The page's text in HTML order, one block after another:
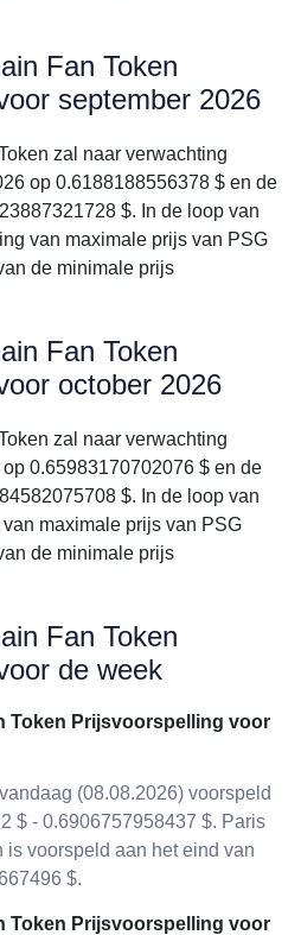
Fan Token
september 2026
zal naar verwachting
op 0.6188188556378 $ en de
$. In de loop van
van maximale prijs van PSG
de minimale prijs
Fan Token
october 2026
zal naar verwachting
0.65983170702076 $ en de
$. In de loop van
maximale prijs van PSG
de minimale prijs
Fan Token
de week
Token Prijsvoorspelling voor
(08.08.2026) voorspeld
$ - 0.6906757958437 $. Paris
is voorspeld aan het eind van
$.
Token Prijsvoorspelling voor